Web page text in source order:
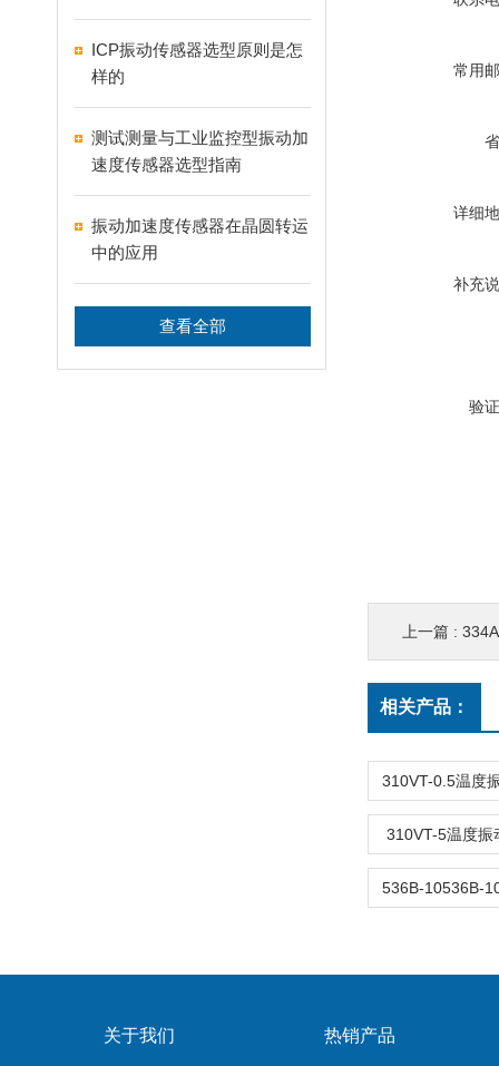
ICP振动传感器选型原则是怎
样的
测试测量与工业监控型振动加
速度传感器选型指南
振动加速度传感器在晶圆转运
中的应用
查看全部
常用
详细
补充
验
上一篇 :
相关产品：
310VT-5温度振
关于我们 热销产品